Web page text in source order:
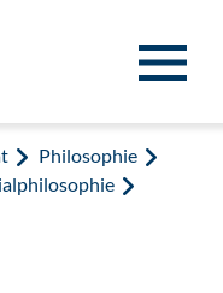
Philosophie